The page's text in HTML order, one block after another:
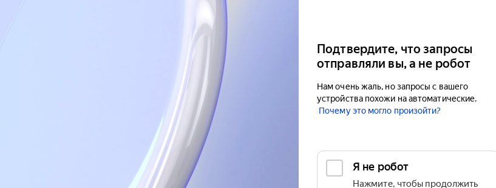
Подтвердите, что запросы
отправляли вы, а не робот
Нам очень жаль, но запросы с вашего
устройства похожи на автоматические.
Почему это могло произойти?